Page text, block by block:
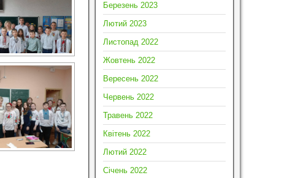
Березень 2023
Лютий 2023
Листопад 2022
Жовтень 2022
Вересень 2022
Червень 2022
Травень 2022
Квітень 2022
Лютий 2022
Січень 2022